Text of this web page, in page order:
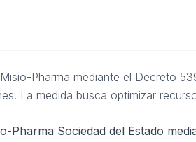
Pharma mediante el Decreto
La medida busca optimizar
Pharma Sociedad del Estado